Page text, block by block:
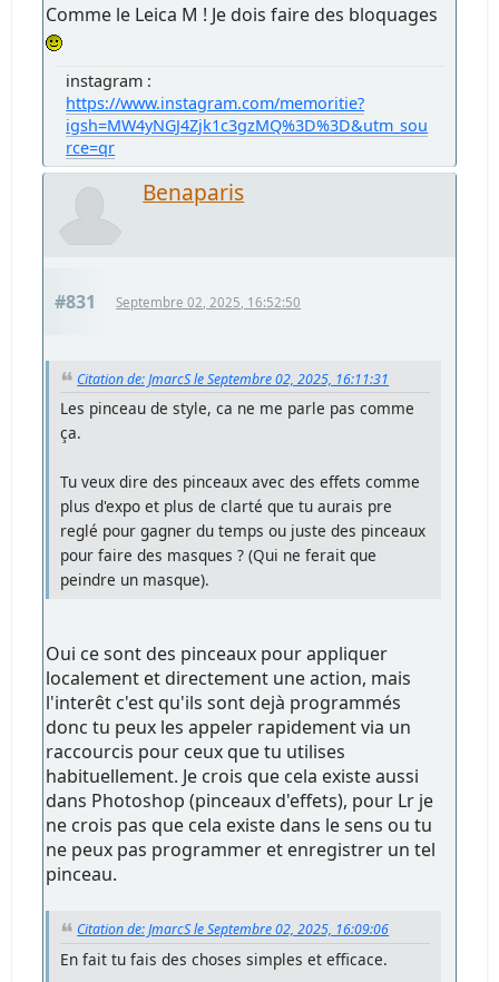
Comme le Leica M ! Je dois faire des bloquages
instagram :
https://www.instagram.com/memoritie?
igsh=MW4yNGJ4Zjk1c3gzMQ%3D%3D&utm_sou
rce=qr
Benaparis
#831 Septembre 02, 2025, 16:52:50
Citation de: JmarcS le Septembre 02, 2025, 16:11:31
Les pinceau de style, ca ne me parle pas comme
ça.
Tu veux dire des pinceaux avec des effets comme
plus d'expo et plus de clarté que tu aurais pre
reglé pour gagner du temps ou juste des pinceaux
pour faire des masques ? (Qui ne ferait que
peindre un masque).
Oui ce sont des pinceaux pour appliquer
localement et directement une action, mais
l'interêt c'est qu'ils sont dejà programmés
donc tu peux les appeler rapidement via un
raccourcis pour ceux que tu utilises
habituellement. Je crois que cela existe aussi
dans Photoshop (pinceaux d'effets), pour Lr je
ne crois pas que cela existe dans le sens ou tu
ne peux pas programmer et enregistrer un tel
pinceau.
Citation de: JmarcS le Septembre 02, 2025, 16:09:06
En fait tu fais des choses simples et efficace.